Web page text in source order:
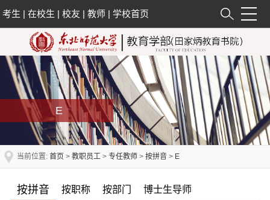
考生 |在校生 |校友 |教师 | 学校首页
E
当前位置: 首页 > 教职员工 > 专任教师 > 按拼音 > E
按拼音 按职称 按部门 博士生导师